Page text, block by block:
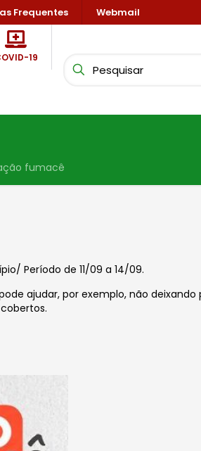
Frequentes Webmail
19
fumacê
Período de 11/09 a 14/09.
ajudar, por exemplo, não deixando